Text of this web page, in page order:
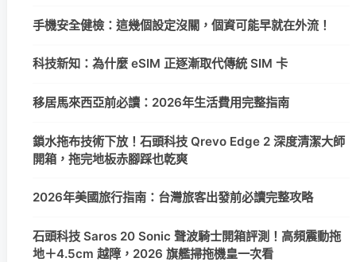
手機安全健檢：這幾個設定沒關，個資可能早就在外流！
科技新知：為什麼 eSIM 正逐漸取代傳統 SIM 卡
移居馬來西亞前必讀：2026年生活費用完整指南
鎖水拖布技術下放！石頭科技 Qrevo Edge 2 深度清潔大師
開箱，拖完地板赤腳踩也乾爽
2026年美國旅行指南：台灣旅客出發前必讀完整攻略
石頭科技 Saros 20 Sonic 聲波騎士開箱評測！高頻震動拖
地＋4.5cm 越障，2026 旗艦掃拖機皇一次看